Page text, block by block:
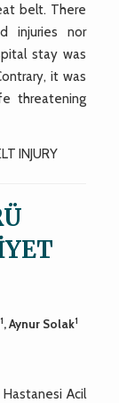
belt. There
injuries nor
stay was
it was
threatening
INJURY
1, Aynur Solak1
Hastanesi Acil